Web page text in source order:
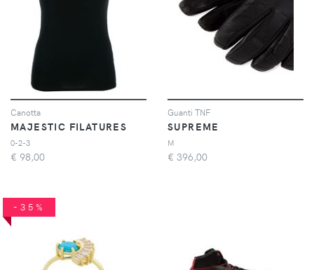
Canotta
MAJESTIC FILATURES
0-2-3
€ 98,00
Guanti TNF
SUPREME
M
€ 396,00
-35%